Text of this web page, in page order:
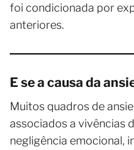
foi condicionada por
anteriores.
E se a causa da
Muitos quadros de
associados a vivências
negligência emocional,